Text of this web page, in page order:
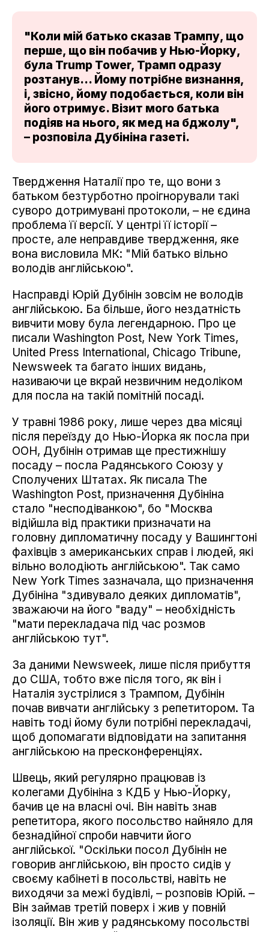
"Коли мій батько сказав Трампу, що
перше, що він побачив у Нью-Йорку,
була Trump Tower, Трамп одразу
розтанув... Йому потрібне визнання,
і, звісно, йому подобається, коли він
його отримує. Візит мого батька
подіяв на нього, як мед на бджолу",
– розповіла Дубініна газеті.
Твердження Наталії про те, що вони з
батьком безтурботно проігнорували такі
суворо дотримувані протоколи, – не єдина
проблема її версії. У центрі її історії –
просте, але неправдиве твердження, яке
вона висловила МК: "Мій батько вільно
володів англійською".
Насправді Юрій Дубінін зовсім не володів
англійською. Ба більше, його нездатність
вивчити мову була легендарною. Про це
писали Washington Post, New York Times,
United Press International, Chicago Tribune,
Newsweek та багато інших видань,
називаючи це вкрай незвичним недоліком
для посла на такій помітній посаді.
У травні 1986 року, лише через два місяці
після переїзду до Нью-Йорка як посла при
ООН, Дубінін отримав ще престижнішу
посаду – посла Радянського Союзу у
Сполучених Штатах. Як писала The
Washington Post, призначення Дубініна
стало "несподіванкою", бо "Москва
відійшла від практики призначати на
головну дипломатичну посаду у Вашингтоні
фахівців з американських справ і людей, які
вільно володіють англійською". Так само
New York Times зазначала, що призначення
Дубініна "здивувало деяких дипломатів",
зважаючи на його "ваду" – необхідність
"мати перекладача під час розмов
англійською тут".
За даними Newsweek, лише після прибуття
до США, тобто вже після того, як він і
Наталія зустрілися з Трампом, Дубінін
почав вивчати англійську з репетитором. Та
навіть тоді йому були потрібні перекладачі,
щоб допомагати відповідати на запитання
англійською на пресконференціях.
Швець, який регулярно працював із
колегами Дубініна з КДБ у Нью-Йорку,
бачив це на власні очі. Він навіть знав
репетитора, якого посольство найняло для
безнадійної спроби навчити його
англійської. "Оскільки посол Дубінін не
говорив англійською, він просто сидів у
своєму кабінеті в посольстві, навіть не
виходячи за межі будівлі, – розповів Юрій. –
Він займав третій поверх і жив у повній
ізоляції. Він жив у радянському посольстві